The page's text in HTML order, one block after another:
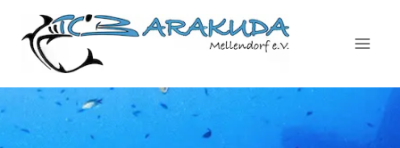
Inhalt
springen